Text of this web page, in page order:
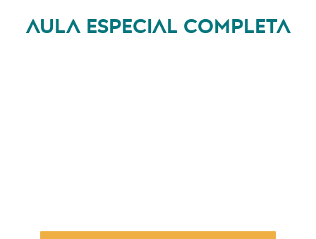
AULA ESPECIAL COMPLETA